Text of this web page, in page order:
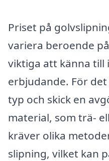
Priset på
variera beroende
viktiga att känna till
erbjudande. För
typ och skick en
material, som trä-
kräver olika
slipning, vilket kan